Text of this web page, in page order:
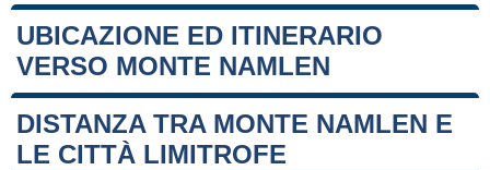
UBICAZIONE ED ITINERARIO
VERSO MONTE NAMLEN
+
−
Leaflet|Map data ©OpenStreetMap
DISTANZA TRA MONTE NAMLEN E
LE CITTÀ LIMITROFE